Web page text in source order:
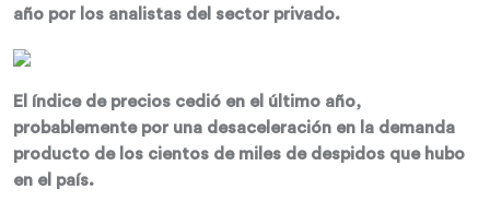
año por los analistas del sector privado.
El índice de precios cedió en el último año,
probablemente por una desaceleración en la demanda
producto de los cientos de miles de despidos que hubo
en el país.